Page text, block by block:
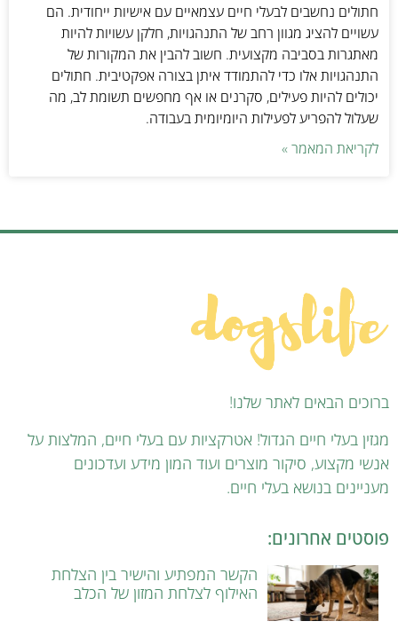
חתולים נחשבים לבעלי חיים עצמאיים עם אישיות ייחודית. הם
עשויים להציג מגוון רחב של התנהגויות, חלקן עשויות להיות
מאתגרות בסביבה מקצועית. חשוב להבין את המקורות של
התנהגויות אלו כדי להתמודד איתן בצורה אפקטיבית. חתולים
יכולים להיות פעילים, סקרנים או אף מחפשים תשומת לב, מה
שעלול להפריע לפעילות היומיומית בעבודה.
לקריאת המאמר »
ברוכים הבאים לאתר שלנו!
מגזין בעלי חיים הגדול! אטרקציות עם בעלי חיים, המלצות על
אנשי מקצוע, סיקור מוצרים ועוד המון מידע ועדכונים
מעניינים בנושא בעלי חיים.
פוסטים אחרונים:
הקשר המפתיע והישיר בין הצלחת
האילוף לצלחת המזון של הכלב